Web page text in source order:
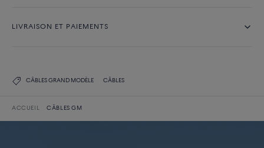
LIVRAISON ET PAIEMENTS
CÂBLES GRAND MODÈLE CÂBLES
ACCUEIL CÂBLES GM